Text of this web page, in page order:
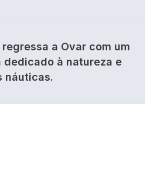
a Ovar com um
à natureza e
náuticas.